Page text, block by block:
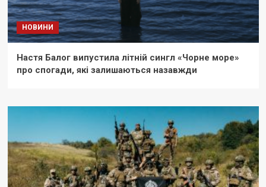
НОВИНИ
Настя Балог випустила літній сингл «Чорне море»
про спогади, які залишаються назавжди